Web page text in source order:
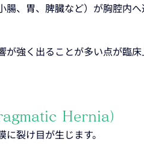
、胃、脾臓など）が胸腔内
強く出ることが多い点が臨床
Hernia）
裂け目が生じます。